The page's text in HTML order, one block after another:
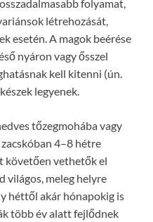
folyamat,
létrehozását,
esetén. A magok beérése
nyáron vagy ősszel
kell kitenni (ún.
legyenek.
tőzegmohába vagy
4–8 hétre
követően vethetők el
világos, meleg helyre
héttől akár hónapokig is
több év alatt fejlődnek